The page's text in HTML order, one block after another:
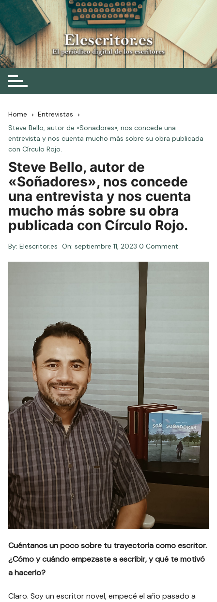
Skip
to
content
Elescritor.es
El periódico digital de los escritores
Home
Entrevistas
Steve Bello, autor de «Soñadores», nos concede una
entrevista y nos cuenta mucho más sobre su obra publicada
con Círculo Rojo.
Steve Bello, autor de
«Soñadores», nos concede
una entrevista y nos cuenta
mucho más sobre su obra
publicada con Círculo Rojo.
By: Elescritor.es On:septiembre 11, 2023 0 Comment
Cuéntanos un poco sobre tu trayectoria como escritor.
¿Cómo y cuándo empezaste a escribir, y qué te motivó
a hacerlo?
Claro. Soy un escritor novel, empecé el año pasado a